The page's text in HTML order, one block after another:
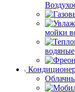
мойки
водяные